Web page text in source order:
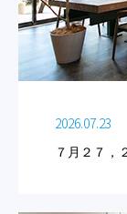
2026.07.23
７月２７，